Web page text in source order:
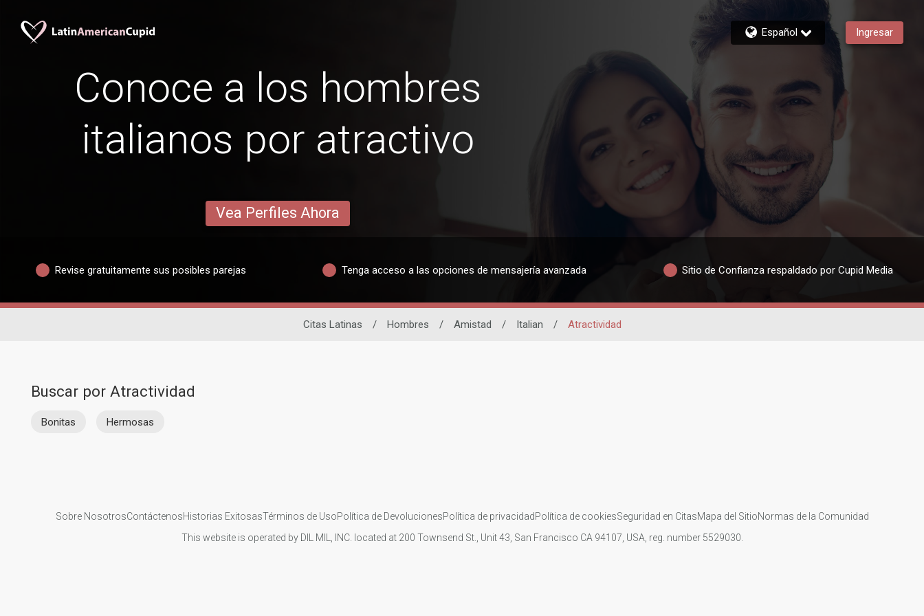
Español Ingresar
Conoce a los hombres
italianos por atractivo
Vea Perfiles Ahora
Revise gratuitamente sus posibles parejas Tenga acceso a las opciones de mensajería avanzada Sitio de Confianza respaldado por Cupid Media
Citas Latinas / Hombres / Amistad / Italian / Atractividad
Buscar por Atractividad
Bonitas Hermosas
Sobre NosotrosContáctenosHistorias ExitosasTérminos de UsoPolítica de DevolucionesPolítica de privacidadPolítica de cookiesSeguridad en CitasMapa del SitioNormas de la Comunidad
This website is operated by DIL MIL, INC. located at 200 Townsend St., Unit 43, San Francisco CA 94107, USA, reg. number 5529030.